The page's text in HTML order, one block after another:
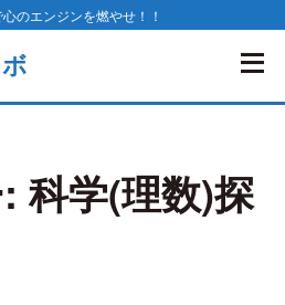
のエンジンを燃やせ！！
:科学(理数)探